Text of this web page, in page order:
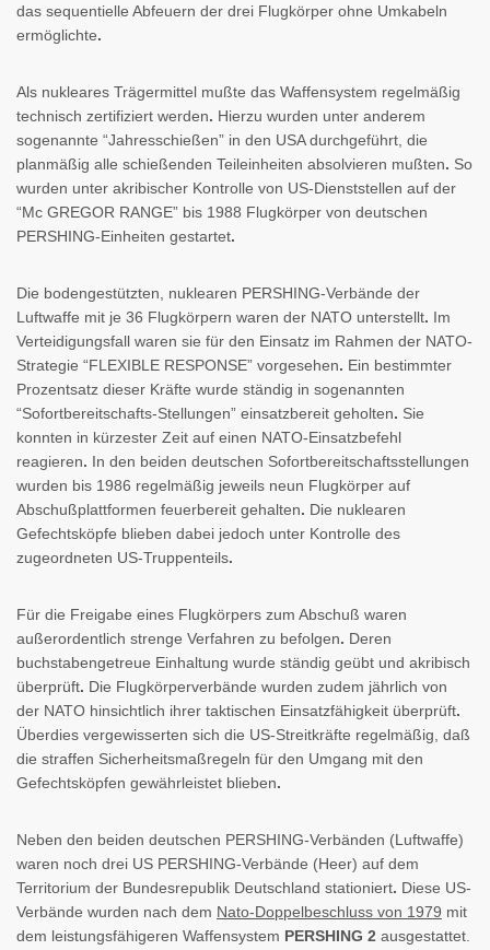
das sequentielle Abfeuern der drei Flugkörper ohne Umkabeln
ermöglichte.
Als nukleares Trägermittel mußte das Waffensystem regelmäßig
technisch zertifiziert werden. Hierzu wurden unter anderem
sogenannte “Jahresschießen” in den USA durchgeführt, die
planmäßig alle schießenden Teileinheiten absolvieren mußten. So
wurden unter akribischer Kontrolle von US-Dienststellen auf der
“Mc GREGOR RANGE” bis 1988 Flugkörper von deutschen
PERSHING-Einheiten gestartet.
Die bodengestützten, nuklearen PERSHING-Verbände der
Luftwaffe mit je 36 Flugkörpern waren der NATO unterstellt. Im
Verteidigungsfall waren sie für den Einsatz im Rahmen der NATO-
Strategie “FLEXIBLE RESPONSE” vorgesehen. Ein bestimmter
Prozentsatz dieser Kräfte wurde ständig in sogenannten
“Sofortbereitschafts-Stellungen” einsatzbereit geholten. Sie
konnten in kürzester Zeit auf einen NATO-Einsatzbefehl
reagieren. In den beiden deutschen Sofortbereitschaftsstellungen
wurden bis 1986 regelmäßig jeweils neun Flugkörper auf
Abschußplattformen feuerbereit gehalten. Die nuklearen
Gefechtsköpfe blieben dabei jedoch unter Kontrolle des
zugeordneten US-Truppenteils.
Für die Freigabe eines Flugkörpers zum Abschuß waren
außerordentlich strenge Verfahren zu befolgen. Deren
buchstabengetreue Einhaltung wurde ständig geübt und akribisch
überprüft. Die Flugkörperverbände wurden zudem jährlich von
der NATO hinsichtlich ihrer taktischen Einsatzfähigkeit überprüft.
Überdies vergewisserten sich die US-Streitkräfte regelmäßig, daß
die straffen Sicherheitsmaßregeln für den Umgang mit den
Gefechtsköpfen gewährleistet blieben.
Neben den beiden deutschen PERSHING-Verbänden (Luftwaffe)
waren noch drei US PERSHING-Verbände (Heer) auf dem
Territorium der Bundesrepublik Deutschland stationiert. Diese US-
Verbände wurden nach dem Nato-Doppelbeschluss von 1979 mit
dem leistungsfähigeren Waffensystem PERSHING 2 ausgestattet.